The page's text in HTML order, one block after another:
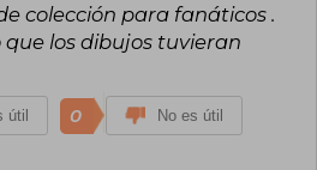
colección para fanáticos .
los dibujos tuvieran
útil 0 No es útil